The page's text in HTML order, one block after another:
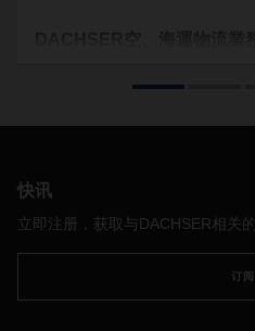
化，因此所附文件將定期更新並
對於因流感大流行給客戶帶來的
口，機場或海關當局的情況可能
快讯
立即注册，获取与DACHSER相关
订阅